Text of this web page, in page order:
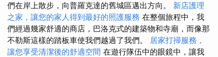
們在岸上散步，向普羅克達的舊城區邁出方向。 新店護理
之家，讓您的家人得到最好的照護服務 在整個旅程中，我
們經過幾家舒適的商店，巴洛克式的建築物和寺廟，而像那
不勒斯這樣的踏板車使我們越過了我們。 居家打掃服務，
讓您享受清潔後的舒適空間 在遊行隊伍中的眼鏡中，讓我